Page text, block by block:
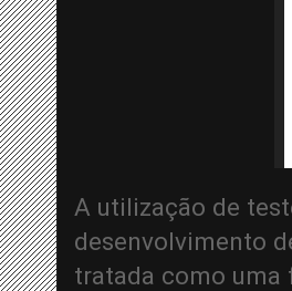
A utilização de
desenvolvimento
tratada como uma